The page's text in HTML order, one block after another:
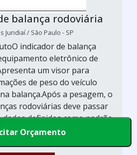
balança rodoviária
Jundiaí / São Paulo - SP
indicador de balança
eletrônico de
um visor para
de peso do veículo
balança.Após a pesagem, o
rodoviárias deve passar
definidos como padrão
Orçamento